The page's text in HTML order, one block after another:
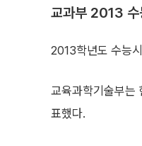
교과부 2013 수
2013학년도 수능
교육과학기술부는
표했다.